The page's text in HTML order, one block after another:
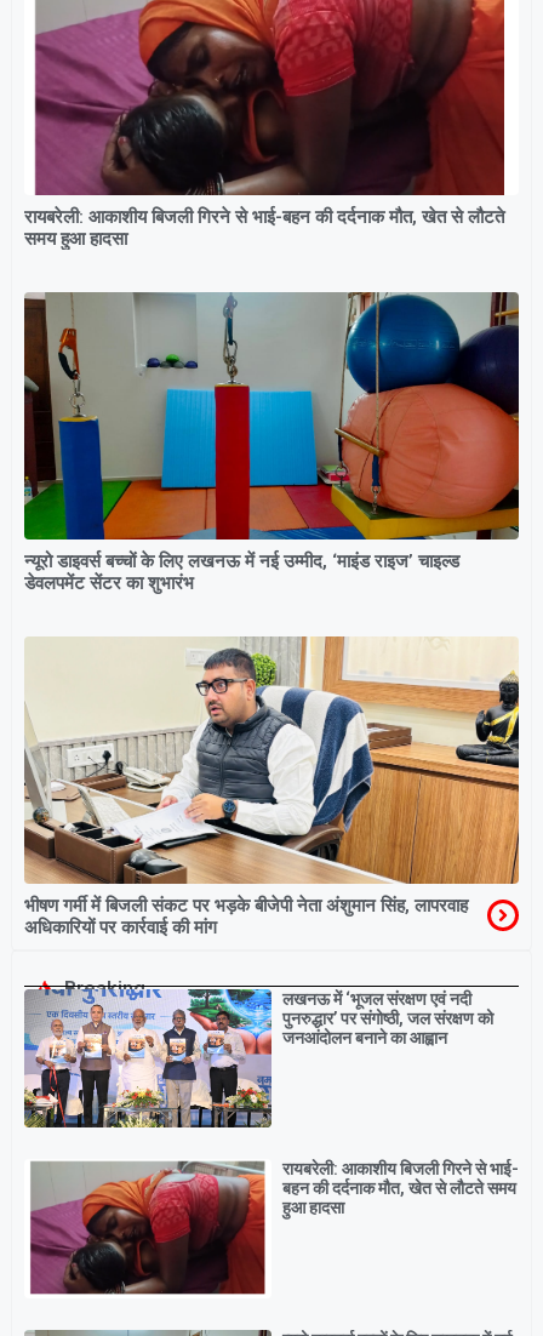
रायबरेली: आकाशीय बिजली गिरने से भाई-बहन की दर्दनाक मौत, खेत से लौटते
समय हुआ हादसा
न्यूरो डाइवर्स बच्चों के लिए लखनऊ में नई उम्मीद, ‘माइंड राइज’ चाइल्ड
डेवलपमेंट सेंटर का शुभारंभ
भीषण गर्मी में बिजली संकट पर भड़के बीजेपी नेता अंशुमान सिंह, लापरवाह
अधिकारियों पर कार्रवाई की मांग
Breaking
लखनऊ में ‘भूजल संरक्षण एवं नदी
पुनरुद्धार’ पर संगोष्ठी, जल संरक्षण को
जनआंदोलन बनाने का आह्वान
रायबरेली: आकाशीय बिजली गिरने से भाई-
बहन की दर्दनाक मौत, खेत से लौटते समय
हुआ हादसा